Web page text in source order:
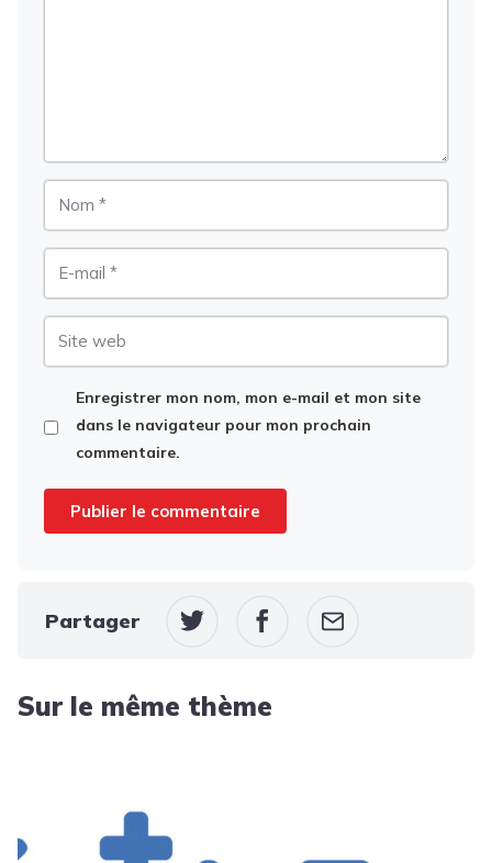
Enregistrer mon nom, mon e-mail et mon site
dans le navigateur pour mon prochain
commentaire.
Partager
Sur le même thème